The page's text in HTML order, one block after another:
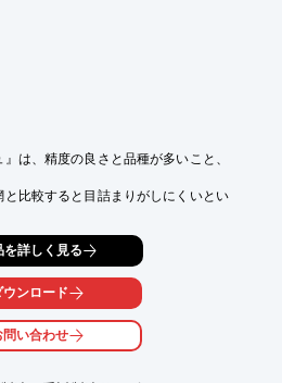
』は、精度の良さと品種が多いこと、
比較すると目詰まりがしにくいとい
。
けにとどまらず、特注品、開発品、試
される新しいメッシュクロスもご提案
を詳しく見る
ウンロード
問い合わせ